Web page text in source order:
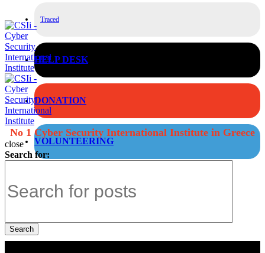
Traced
HELP DESK
DONATION
VOLUNTEERING
No 1 Cyber Security International Institute in Greece
close
Search for:
Search